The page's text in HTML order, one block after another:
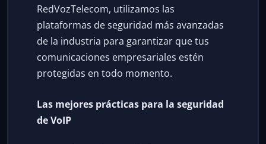
RedVozTelecom, utilizamos las
plataformas de seguridad más avanzadas
de la industria para garantizar que tus
comunicaciones empresariales estén
protegidas en todo momento.
Las mejores prácticas para la seguridad
de VoIP